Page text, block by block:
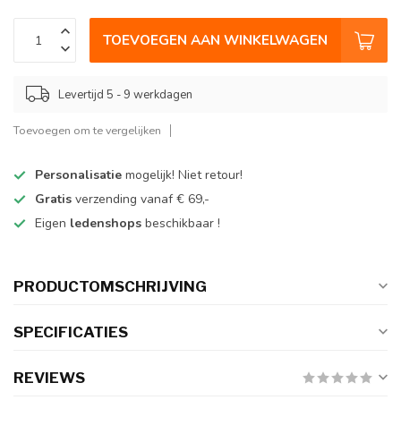
TOEVOEGEN AAN WINKELWAGEN
Levertijd 5 - 9 werkdagen
Toevoegen om te vergelijken
Personalisatie mogelijk! Niet retour!
Gratis verzending vanaf € 69,-
Eigen ledenshops beschikbaar !
PRODUCTOMSCHRIJVING
SPECIFICATIES
REVIEWS